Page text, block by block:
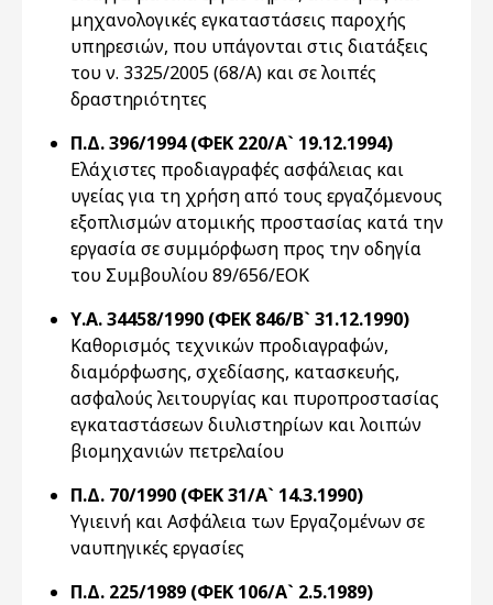
μηχανολογικές εγκαταστάσεις παροχής
υπηρεσιών, που υπάγονται στις διατάξεις
του ν. 3325/2005 (68/Α) και σε λοιπές
δραστηριότητες
Π.Δ. 396/1994 (ΦΕΚ 220/Α` 19.12.1994)
Eλάχιστες προδιαγραφές ασφάλειας και
υγείας για τη χρήση από τους εργαζόμενους
εξοπλισμών ατομικής προστασίας κατά την
εργασία σε συμμόρφωση προς την οδηγία
του Συμβουλίου 89/656/EOK
Υ.Α. 34458/1990 (ΦΕΚ 846/Β` 31.12.1990)
Καθορισμός τεχνικών προδιαγραφών,
διαμόρφωσης, σχεδίασης, κατασκευής,
ασφαλούς λειτουργίας και πυροπροστασίας
εγκαταστάσεων διυλιστηρίων και λοιπών
βιομηχανιών πετρελαίου
Π.Δ. 70/1990 (ΦΕΚ 31/Α` 14.3.1990)
Υγιεινή και Ασφάλεια των Εργαζομένων σε
ναυπηγικές εργασίες
Π.Δ. 225/1989 (ΦΕΚ 106/Α` 2.5.1989)